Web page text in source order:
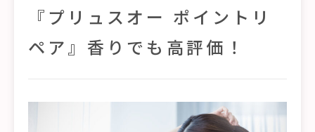
『プリュスオー ポイントリ
ペア』香りでも高評価！